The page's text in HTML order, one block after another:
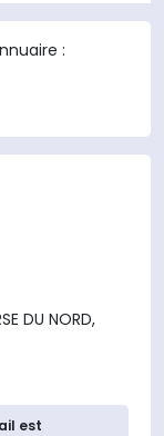
:
DU NORD,
est